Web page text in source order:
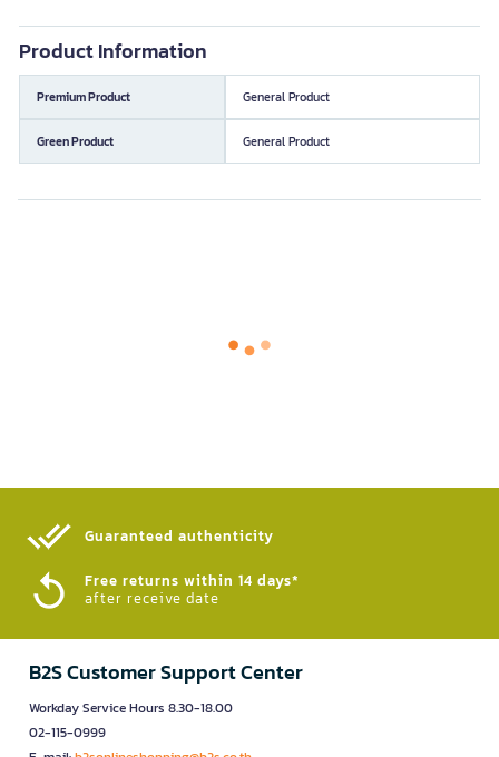
Product Information
Premium Product General Product
Green Product General Product
Guaranteed authenticity​
Free returns within 14 days*
after receive date
B2S Customer Support Center
Workday Service Hours 8.30-18.00
02-115-0999